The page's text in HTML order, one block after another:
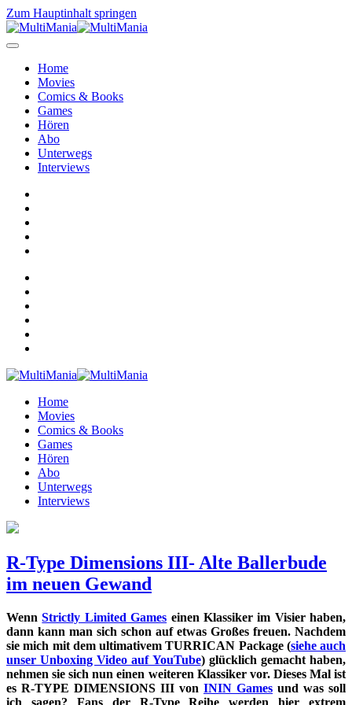
Zum Hauptinhalt springen
Home
Movies
Comics & Books
Games
Hören
Abo
Unterwegs
Interviews
Home
Movies
Comics & Books
Games
Hören
Abo
Unterwegs
Interviews
R-Type Dimensions III- Alte Ballerbude
im neuen Gewand
WennStrictly Limited Games einen Klassiker im Visier haben,
dann kann man sich schon auf etwas Großes freuen. Nachdem
sie mich mit dem ultimativem TURRICAN Package (siehe auch
unser Unboxing Video auf YouTube) glücklich gemacht haben,
nehmen sie sich nun einen weiteren Klassiker vor. Dieses Mal ist
es R-TYPE DIMENSIONS III von ININ Games und was soll
ich sagen? Fans der R-Type Reihe werden hier extrem